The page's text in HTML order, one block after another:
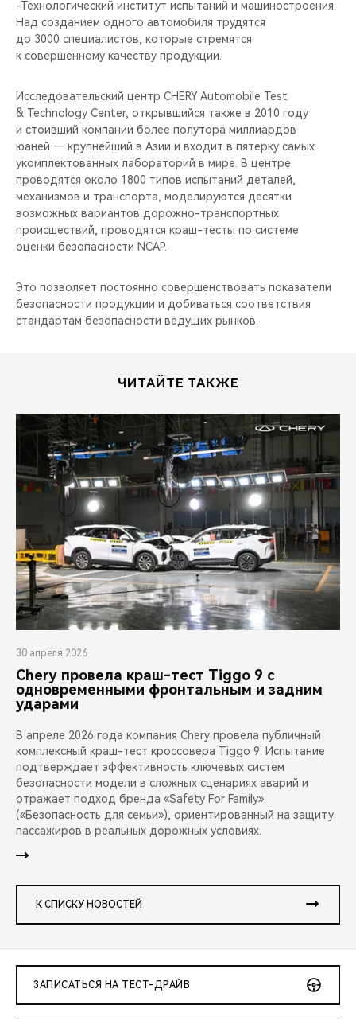
-Технологический институт испытаний и машиностроения.
Над созданием одного автомобиля трудятся
до 3000 специалистов, которые стремятся
к совершенному качеству продукции.
Исследовательский центр CHERY Automobile Test
& Technology Center, открывшийся также в 2010 году
и стоивший компании более полутора миллиардов
юаней — крупнейший в Азии и входит в пятерку самых
укомплектованных лабораторий в мире. В центре
проводятся около 1800 типов испытаний деталей,
механизмов и транспорта, моделируются десятки
возможных вариантов дорожно-транспортных
происшествий, проводятся краш-тесты по системе
оценки безопасности NCAP.
Это позволяет постоянно совершенствовать показатели
безопасности продукции и добиваться соответствия
стандартам безопасности ведущих рынков.
ЧИТАЙТЕ ТАКЖЕ
30 апреля 2026
Chery провела краш-тест Tiggo 9 с
одновременными фронтальным и задним
ударами
В апреле 2026 года компания Chery провела публичный
комплексный краш-тест кроссовера Tiggo 9. Испытание
подтверждает эффективность ключевых систем
безопасности модели в сложных сценариях аварий и
отражает подход бренда «Safety For Family»
(«Безопасность для семьи»), ориентированный на защиту
пассажиров в реальных дорожных условиях.
К СПИСКУ НОВОСТЕЙ
ЗАПИСАТЬСЯ НА ТЕСТ-ДРАЙВ